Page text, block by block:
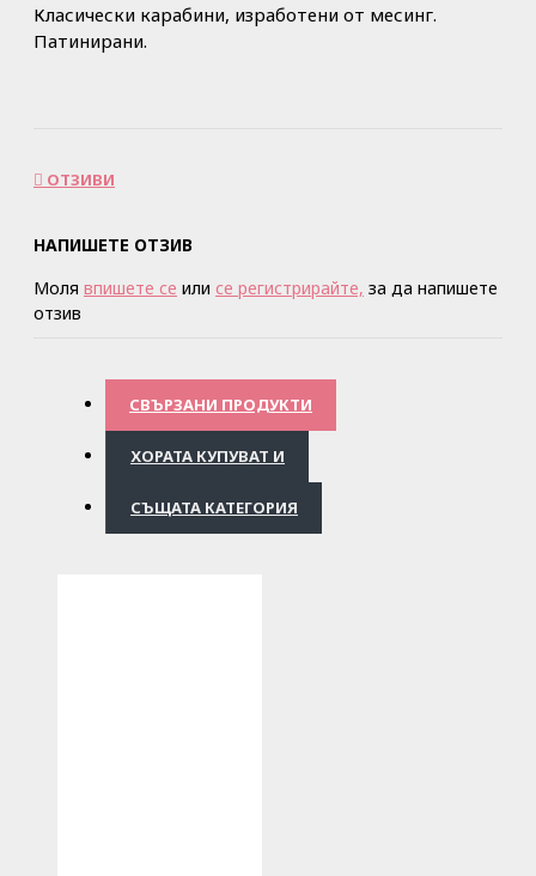
Класически карабини, изработени от месинг.
Патинирани.
ОТЗИВИ
НАПИШЕТЕ ОТЗИВ
Моля впишете се или се регистрирайте, за да напишете
отзив
СВЪРЗАНИ ПРОДУКТИ
ХОРАТА КУПУВАТ И
СЪЩАТА КАТЕГОРИЯ